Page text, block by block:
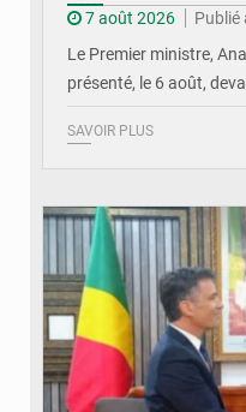
7 août 2026
Publié
Le Premier ministre,
présenté, le 6 août,
SAVOIR PLUS